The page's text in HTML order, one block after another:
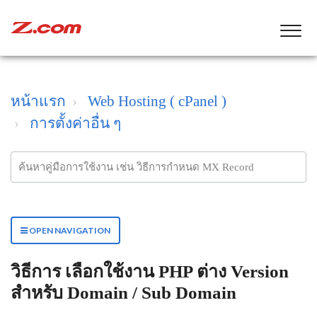
หน้าแรก
Web Hosting ( cPanel )
การตั้งค่าอื่น ๆ
OPEN NAVIGATION
วิธีการ เลือกใช้งาน PHP ต่าง Version
สำหรับ Domain / Sub Domain